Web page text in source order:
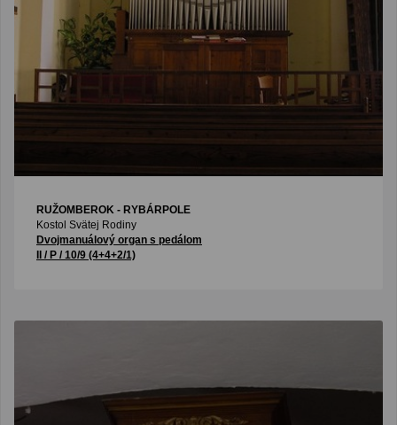
RUŽOMBEROK - RYBÁRPOLE
Kostol Svätej Rodiny
Dvojmanuálový organ s pedálom
II / P / 10/9 (4+4+2/1)